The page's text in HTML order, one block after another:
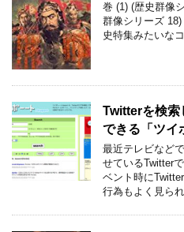
巻 (1) (歴史群像
群像シリーズ
史特集みたいな
Twitterを検索
できる「ツイ
最近テレビなど
せているTwitter
ベント時に
行為もよく見ら